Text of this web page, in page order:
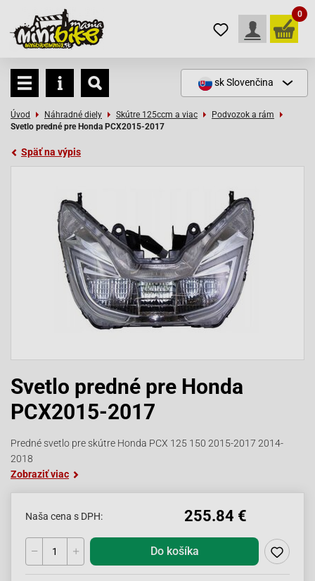
0
skSlovenčina
Úvod Náhradné diely Skútre 125ccm a viac
Podvozok a rám
Svetlo predné pre Honda PCX2015-2017
Späť na výpis
Svetlo predné pre Honda
PCX2015-2017
Predné svetlo pre skútre Honda PCX 125 150 2015-2017 2014-
2018
Zobraziť viac
Naša cena s DPH: 255.84 €
Do košíka